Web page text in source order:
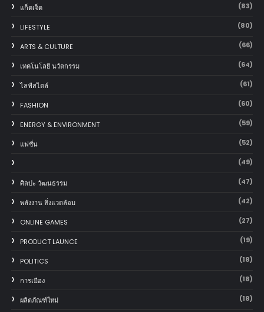
แก็ตเจ็ต (83)
LIFESTYLE (80)
ARTS & CULTURE (66)
เทคโนโลยี นวัตกรรม (64)
ไลฟ์สไตล์ (61)
FASHION (60)
ENERGY & ENVIRONMENT (59)
แฟชั่น (52)
(49)
ศิลปะ วัฒนธรรม (47)
พลังงาน สิ่งแวดล้อม (42)
ONLINE GAMES (27)
PRODUCT LAUNCE (19)
POLITICS (18)
การเมือง (18)
ผลิตภัณฑ์ใหม่ (18)